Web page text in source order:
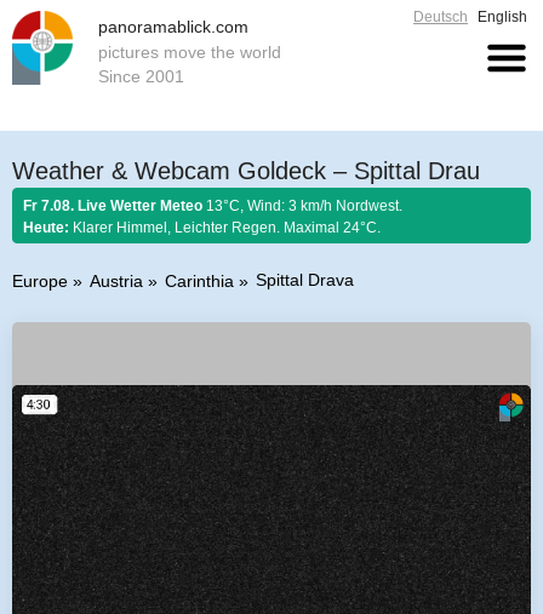
panoramablick.com
pictures move the world
Since 2001
Deutsch English
Weather & Webcam Goldeck – Spittal Drau
Fr 7.08. Live Wetter Meteo 13°C, Wind: 3 km/h Nordwest.
Heute: Klarer Himmel, Leichter Regen. Maximal 24°C.
Europe Austria Carinthia Spittal Drava